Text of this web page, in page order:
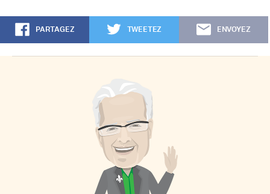
PARTAGEZ TWEETEZ ENVOYEZ